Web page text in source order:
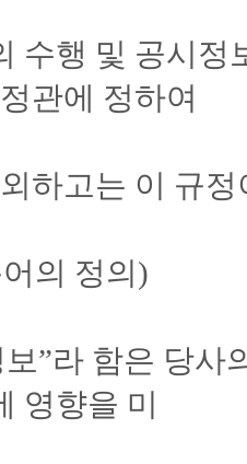
수행 및 공시정
관에 정하여
하고는 이 규
의 정의)
”라 함은 당사
영향을 미